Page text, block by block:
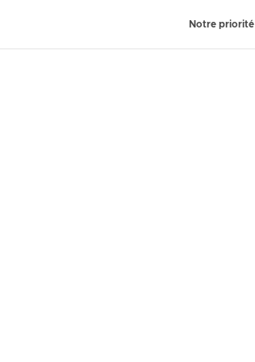
Notre priorité